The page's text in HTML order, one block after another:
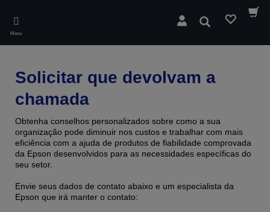
main
content
Menu
Pesquisar
Solicitar que devolvam a
chamada
Obtenha conselhos personalizados sobre como a sua
organização pode diminuir nos custos e trabalhar com mais
eficiência com a ajuda de produtos de fiabilidade comprovada ​​
da Epson desenvolvidos para as necessidades específicas do
seu setor.
Envie seus dados de contato abaixo e um especialista da
Epson que irá manter o contato: